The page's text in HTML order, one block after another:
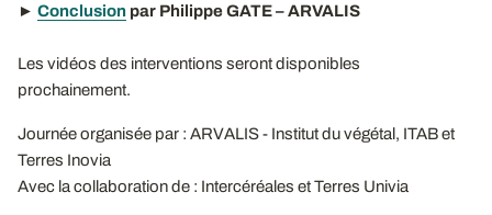
► Conclusion par Philippe GATE – ARVALIS
Les vidéos des interventions seront disponibles
prochainement.
Journée organisée par : ARVALIS - Institut du végétal, ITAB et
Terres Inovia
Avec la collaboration de : Intercéréales et Terres Univia